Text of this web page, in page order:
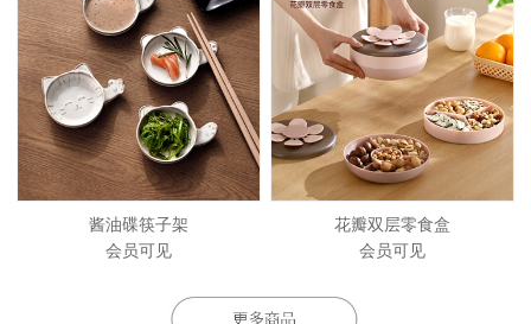
酱油碟筷子架
会员可见
花瓣双层零食盒
会员可见